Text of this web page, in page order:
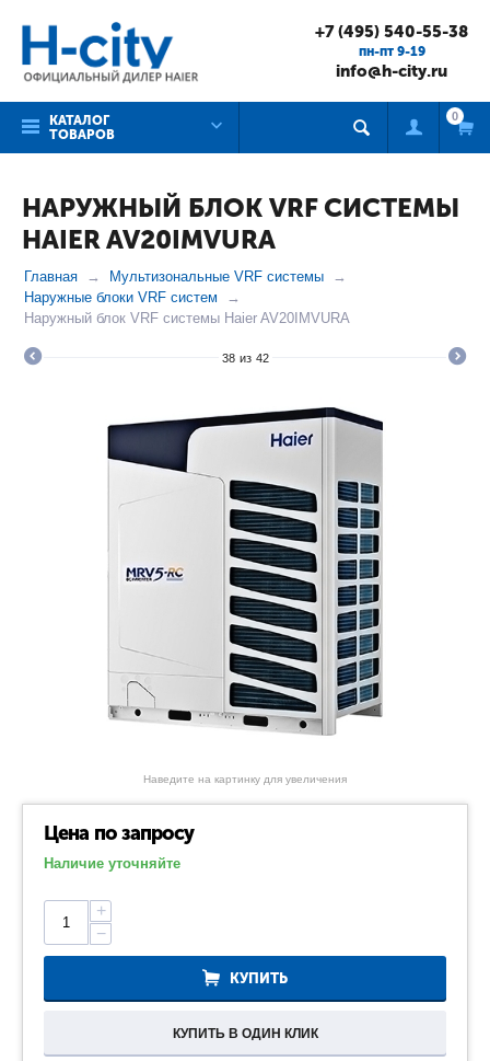
+7 (495) 540-55-38
пн-пт 9-19
info@h-city.ru
КАТАЛОГ
ТОВАРОВ
0
НАРУЖНЫЙ БЛОК VRF СИСТЕМЫ
HAIER AV20IMVURA
Главная
Мультизональные VRF системы
Наружные блоки VRF систем
Наружный блок VRF системы Haier AV20IMVURA
38 из 42
Наведите на картинку для увеличения
Цена по запросу
Наличие уточняйте
+
−
КУПИТЬ
КУПИТЬ В ОДИН КЛИК